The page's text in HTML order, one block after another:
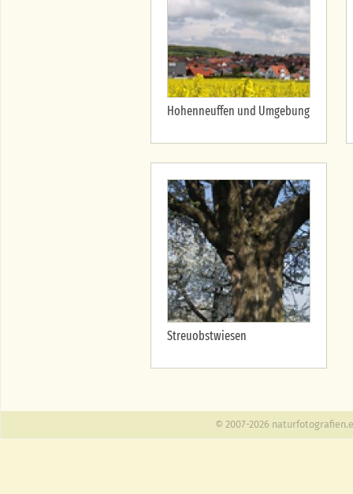
Hohenneuffen und Umgebung
Streuobstwiesen
© 2007-2026